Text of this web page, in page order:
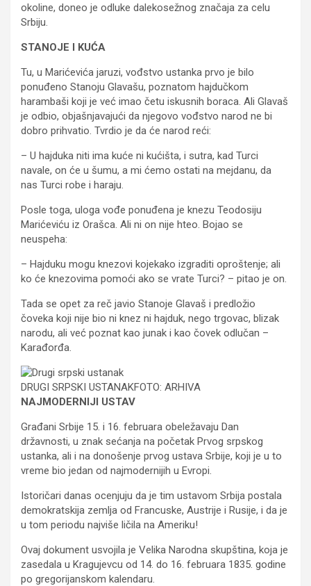
okoline, doneo je odluke dalekosežnog značaja za celu
Srbiju.
STANOJE I KUĆA
Tu, u Marićevića jaruzi, vođstvo ustanka prvo je bilo
ponuđeno Stanoju Glavašu, poznatom hajdučkom
harambaši koji je već imao četu iskusnih boraca. Ali Glavaš
je odbio, objašnjavajući da njegovo vođstvo narod ne bi
dobro prihvatio. Tvrdio je da će narod reći:
– U hajduka niti ima kuće ni kućišta, i sutra, kad Turci
navale, on će u šumu, a mi ćemo ostati na mejdanu, da
nas Turci robe i haraju.
Posle toga, uloga vođe ponuđena je knezu Teodosiju
Marićeviću iz Orašca. Ali ni on nije hteo. Bojao se
neuspeha:
– Hajduku mogu knezovi kojekako izgraditi oproštenje; ali
ko će knezovima pomoći ako se vrate Turci? – pitao je on.
Tada se opet za reč javio Stanoje Glavaš i predložio
čoveka koji nije bio ni knez ni hajduk, nego trgovac, blizak
narodu, ali već poznat kao junak i kao čovek odlučan –
Karađorđa.
DRUGI SRPSKI USTANAKFOTO: ARHIVA
NAJMODERNIJI USTAV
Građani Srbije 15. i 16. februara obeležavaju Dan
državnosti, u znak sećanja na početak Prvog srpskog
ustanka, ali i na donošenje prvog ustava Srbije, koji je u to
vreme bio jedan od najmodernijih u Evropi.
Istoričari danas ocenjuju da je tim ustavom Srbija postala
demokratskija zemlja od Francuske, Austrije i Rusije, i da je
u tom periodu najviše ličila na Ameriku!
Ovaj dokument usvojila je Velika Narodna skupština, koja je
zasedala u Kragujevcu od 14. do 16. februara 1835. godine
po gregorijanskom kalendaru.